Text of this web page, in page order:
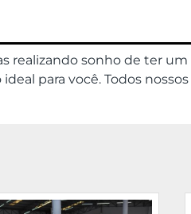
realizando sonho de ter
para você. Todos